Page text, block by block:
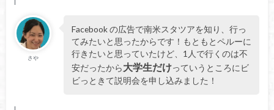
さや
Facebook の広告で南米スタツアを知り、行っ
てみたいと思ったからです！もともとペルーに
行きたいと思っていたけど、1人で行くのは不
安だったから大学生だけっていうところにビ
ビっときて説明会を申し込みました！